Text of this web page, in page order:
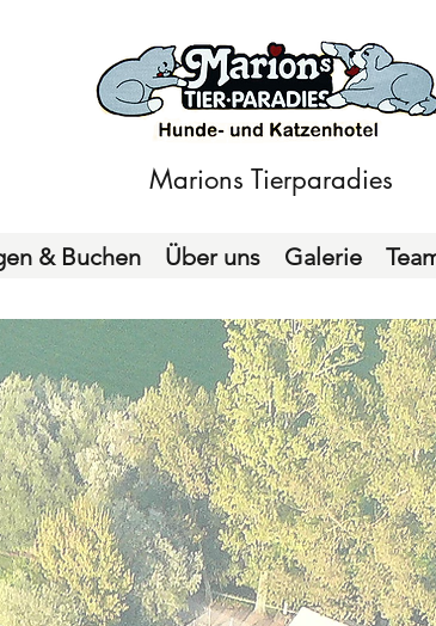
Marions Tierparadies
& Buchen Über uns Galerie